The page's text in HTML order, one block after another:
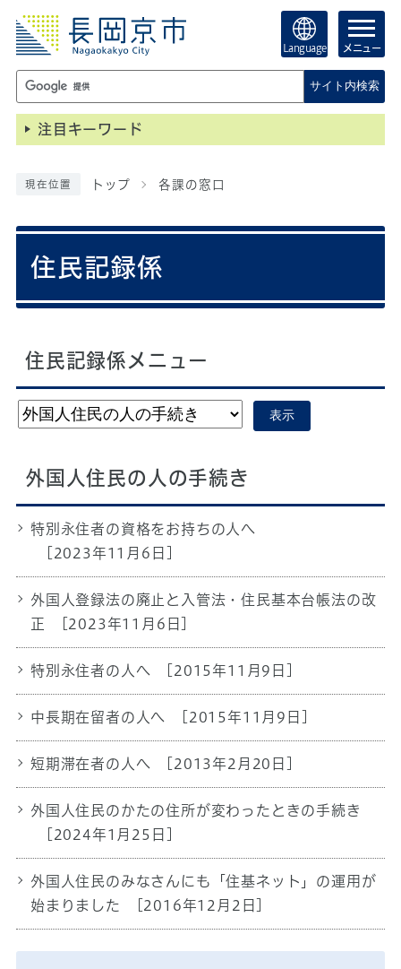
Language メニュー
サイト内検索
注目キーワード
現在位置 トップ 各課の窓口
住民記録係
住民記録係メニュー
表示
外国人住民の人の手続き
特別永住者の資格をお持ちの人へ
[2023年11月6日]
外国人登録法の廃止と入管法・住民基本台帳法の改
正
[2023年11月6日]
特別永住者の人へ [2015年11月9日]
中長期在留者の人へ [2015年11月9日]
短期滞在者の人へ [2013年2月20日]
外国人住民のかたの住所が変わったときの手続き
[2024年1月25日]
外国人住民のみなさんにも「住基ネット」の運用が
始まりました
[2016年12月2日]